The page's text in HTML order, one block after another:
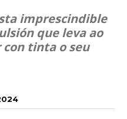
imprescindible
que leva ao
tinta o seu